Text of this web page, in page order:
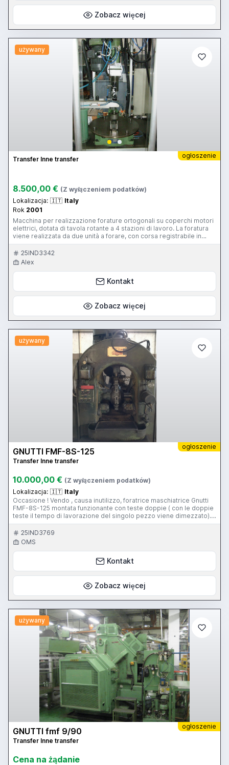
Zobacz więcej
używany
ogłoszenie
Transfer Inne transfer
8.500,00 € (Z wyłączeniem podatków)
Lokalizacja: 🇮🇹 Italy
Rok 2001
Macchina per realizzazione forature ortogonali su coperchi motori
elettrici, dotata di tavola rotante a 4 stazioni di lavoro. La foratura
viene realizzata da due unità a forare, con corsa registrabile in
altezza e distanza rispetto il centro della tavola. Tempo di
realizzazione 1 ciclo di lavoro di 8 fori: 25 secondi. La macchina è a
norma e dotata di attestato di conformità e può essere modificata
per altre esigenze.
25IND3342
Alex
Kontakt
Zobacz więcej
używany
ogłoszenie
GNUTTI FMF-8S-125
Transfer Inne transfer
10.000,00 € (Z wyłączeniem podatków)
Lokalizacja: 🇮🇹 Italy
Occasione ! Vendo , causa inutilizzo, foratrice maschiatrice Gnutti
FMF-8S-125 montata funzionante con teste doppie ( con le doppie
teste il tempo di lavorazione del singolo pezzo viene dimezzato).
Eventualmente con possibilità di montare teste singole. Prezzo
euro 10000.
25IND3769
OMS
Kontakt
Zobacz więcej
używany
ogłoszenie
GNUTTI fmf 9/90
Transfer Inne transfer
Cena na żądanie